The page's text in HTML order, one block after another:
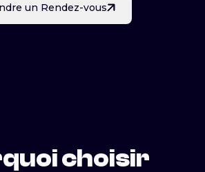
un Rendez-vous
choisir